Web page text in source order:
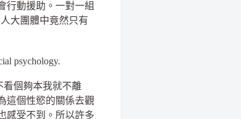
行動援助。一對一組
人大團體中竟然只有
psychology.
看個夠本我就不離
這個性慾的關係去觀
感受不到。所以許多